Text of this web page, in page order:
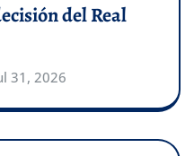
del Real
31, 2026